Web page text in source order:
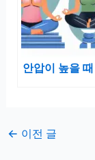
안압이 높을
← 이전 글